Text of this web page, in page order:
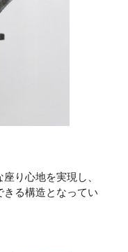
り心地を実現し、
きる構造となってい